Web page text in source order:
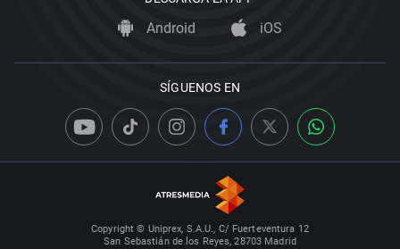
Android iOS
SÍGUENOS EN
Copyright © Uniprex, S.A.U., C/ Fuerteventura 12
San Sebastián de los Reyes, 28703 Madrid